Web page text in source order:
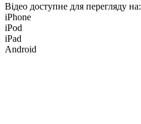
Відео доступне для перегляду на:
iPhone
iPod
iPad
Android